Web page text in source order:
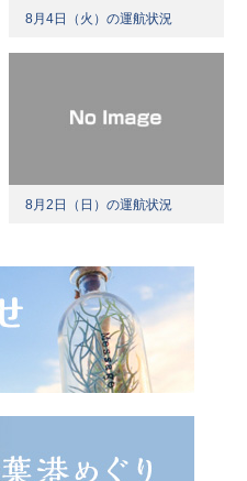
8月4日（火）の運航状況
8月2日（日）の運航状況